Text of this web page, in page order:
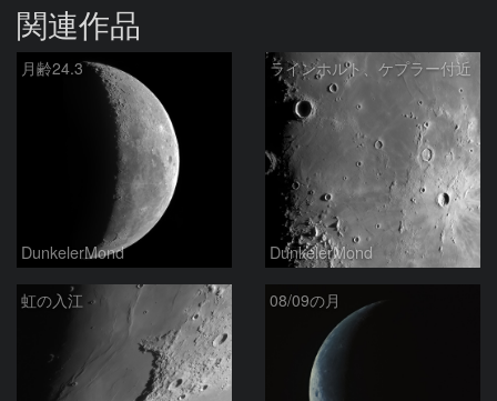
関連作品
月齢24.3
DunkelerMond
ラインホルト、ケプラー付近
DunkelerMond
虹の入江 08/09の月